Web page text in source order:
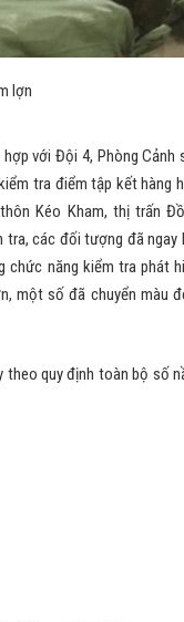
lợn
với Đội 4, Phòng Cảnh
tra điểm tập kết hàng
Kéo Kham, thị trấn
tra, các đối tượng đã ngay
chức năng kiểm tra phát
một số đã chuyển màu
theo quy định toàn bộ số